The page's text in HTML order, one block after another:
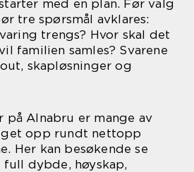
med en plan. Før valg
tre spørsmål avklares:
trengs? Hvor skal det
familien samles? Svarene
skapløsninger og
Alnabru er mange av
opp rundt nettopp
Her kan besøkende se
dybde, høyskap,